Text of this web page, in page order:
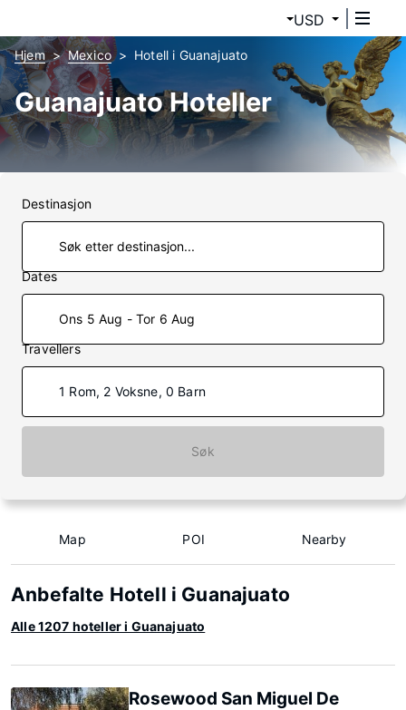
USD
Hjem Mexico Hotell i Guanajuato
Guanajuato Hoteller
Destinasjon
Dates
Ons 5 Aug - Tor 6 Aug
Travellers
1 Rom, 2 Voksne, 0 Barn
Søk
Map POI Nearby
Anbefalte Hotell i Guanajuato
Alle 1207 hoteller i Guanajuato
Rosewood San Miguel De